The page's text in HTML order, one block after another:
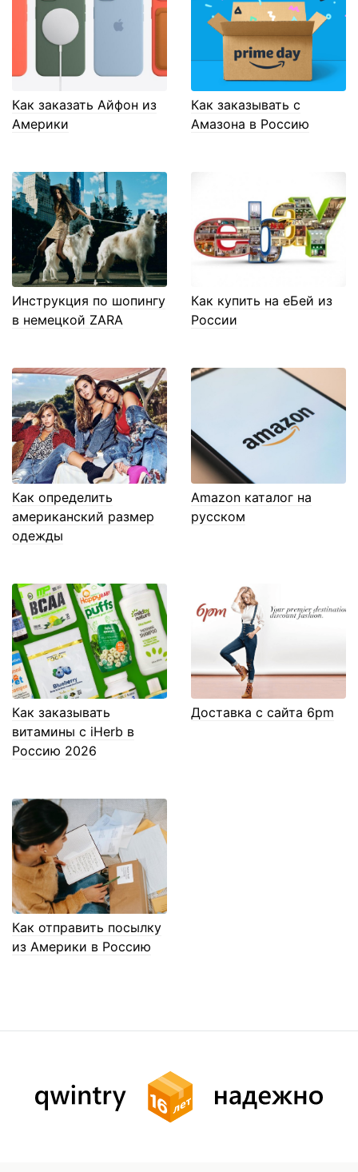
Как заказать Айфон из
Америки
Как заказывать с
Амазона в Россию
Инструкция по шопингу
в немецкой ZARA
Как купить на еБей из
России
Как определить
американский размер
одежды
Amazon каталог на
русском
Как заказывать
витамины с iHerb в
Россию 2026
Доставка с сайта 6pm
Как отправить посылку
из Америки в Россию